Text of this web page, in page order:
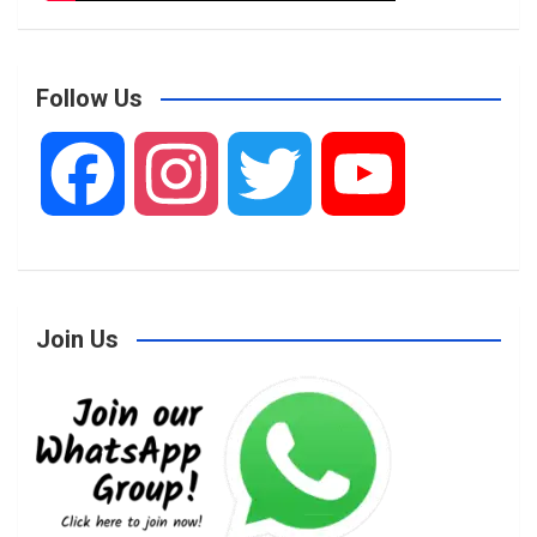
Follow Us
e
b
s i u
Join Us